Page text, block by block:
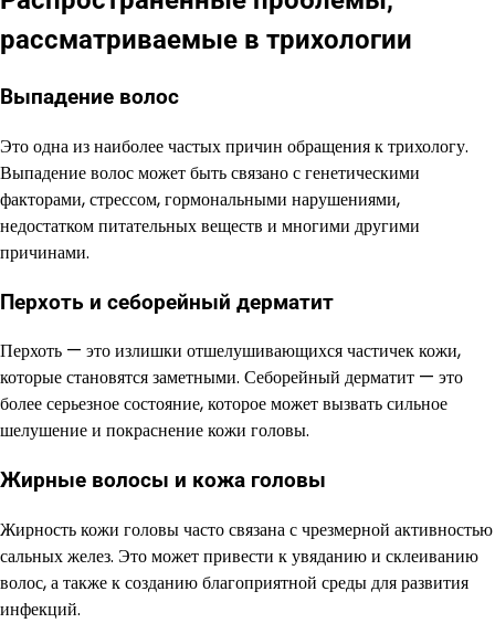
рассматриваемые в трихологии
Выпадение волос
Это одна из наиболее частых причин обращения к трихологу.
Выпадение волос может быть связано с генетическими
факторами, стрессом, гормональными нарушениями,
недостатком питательных веществ и многими другими
причинами.
Перхоть и себорейный дерматит
Перхоть — это излишки отшелушивающихся частичек кожи,
которые становятся заметными. Себорейный дерматит — это
более серьезное состояние, которое может вызвать сильное
шелушение и покраснение кожи головы.
Жирные волосы и кожа головы
Жирность кожи головы часто связана с чрезмерной активностью
сальных желез. Это может привести к увяданию и склеиванию
волос, а также к созданию благоприятной среды для развития
инфекций.